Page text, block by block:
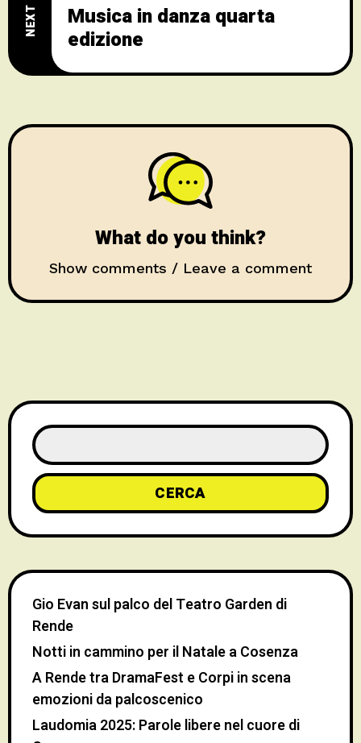
Musica in danza quarta
edizione
What do you think?
Show comments / Leave a comment
CERCA
Gio Evan sul palco del Teatro Garden di
Rende
Notti in cammino per il Natale a Cosenza
A Rende tra DramaFest e Corpi in scena
emozioni da palcoscenico
Laudomia 2025: Parole libere nel cuore di